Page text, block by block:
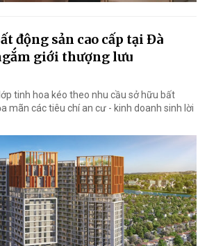
động sản cao cấp tại Đà
giới thượng lưu
tinh hoa kéo theo nhu cầu sở hữu bất
mãn các tiêu chí an cư - kinh doanh sinh lời